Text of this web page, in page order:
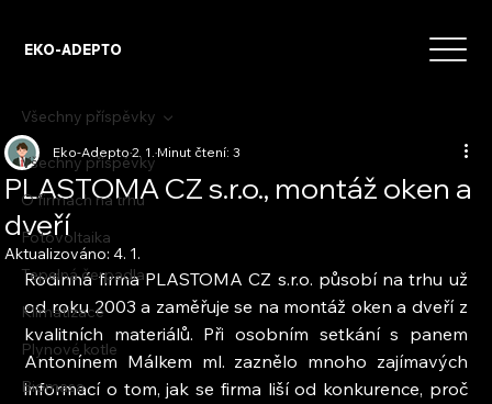
EKO-ADEPTO
Všechny příspěvky
O firmách na trhu
Fotovoltaika
Tepelná čerpadla
Klimatizace
Plynové kotle
Biomasa
Všechny příspěvky
PLASTOMA CZ s.r.o., montáž oken a
dveří
Eko-Adepto2. 1.Minut čtení: 3
Aktualizováno:4. 1.
Rodinná firma PLASTOMA CZ s.r.o. působí na trhu už
od roku 2003 a zaměřuje se na montáž oken a dveří z
kvalitních materiálů. Při osobním setkání s panem
Antonínem Málkem ml. zaznělo mnoho zajímavých
informací o tom, jak se firma liší od konkurence, proč